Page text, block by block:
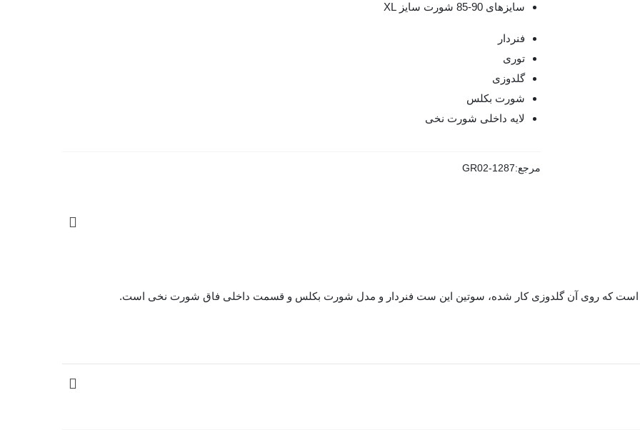
سایزهای 90-85 شورت سایز XL
فنردار
توری
گلدوزی
شورت بکلس
لایه داخلی شورت نخی
مرجع:GR02-1287
که روی آن گلدوزی کار شده، سوتین این ست فنردار و مدل شورت بکلس و قسمت داخلی فاق شورت نخی است.